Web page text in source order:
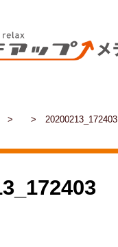
> > 20200213_172403